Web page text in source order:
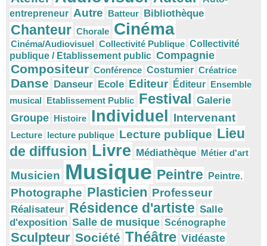
entrepreneur Autre Batteur Bibliothèque
Chanteur Chorale Cinéma
Cinéma/Audiovisuel Collectivité Publique Collectivité
publique / Etablissement public Compagnie
Compositeur Conférence Costumier Créatrice
Danse Danseur Ecole Editeur Éditeur Ensemble
musical Etablissement Public Festival Galerie
Groupe Histoire Individuel Intervenant
Lecture lecture publique Lecture publique Lieu
de diffusion Livre Médiathèque Métier d'art
Musicien Musique Peintre Peintre.
Photographe Plasticien Professeur
Réalisateur Résidence d'artiste Salle
d'exposition Salle de musique Scénographe
Sculpteur Société Théâtre Vidéaste